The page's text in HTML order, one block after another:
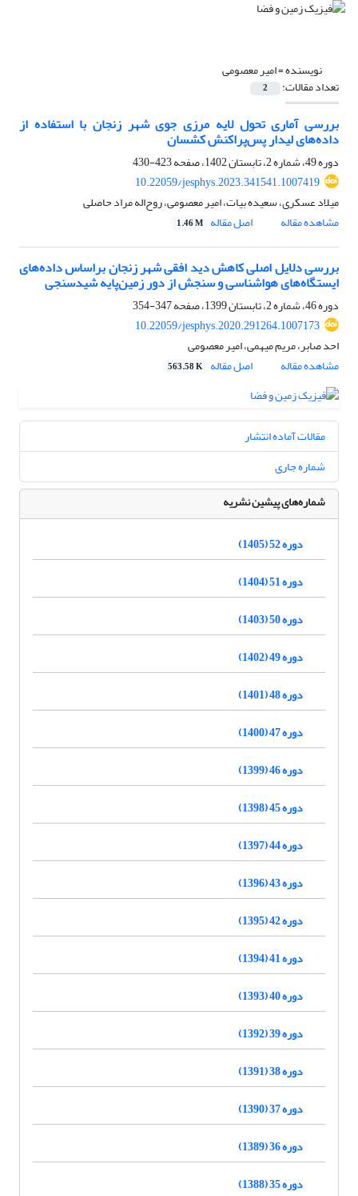
نویسنده =امیر معصومی
تعداد مقالات: 2
بررسی آماری تحول لایه مرزی جوی شهر زنجان با استفاده از
داده‌های لیدار پس‌پراکنش کشسان
دوره 49، شماره 2، تابستان 1402، صفحه
423-430
10.22059/jesphys.2023.341541.1007419
میلاد عسکری، سعیده بیات، امیر معصومی، روح‌اله مراد حاصلی
مشاهده مقاله
اصل مقاله 1.46 M
بررسی دلایل اصلی کاهش دید افقی شهر زنجان براساس داده‌های
ایستگاه‌های هواشناسی و سنجش از دور زمین‌پایه شیدسنجی
دوره 46، شماره 2، تابستان 1399، صفحه
347-354
10.22059/jesphys.2020.291264.1007173
احد صابر، مریم میهمی، امیر معصومی
مشاهده مقاله
اصل مقاله 563.58 K
مقالات آماده انتشار
شماره جاری
شماره‌های پیشین نشریه
دوره 52 (1405)
دوره 51 (1404)
دوره 50 (1403)
دوره 49 (1402)
دوره 48 (1401)
دوره 47 (1400)
دوره 46 (1399)
دوره 45 (1398)
دوره 44 (1397)
دوره 43 (1396)
دوره 42 (1395)
دوره 41 (1394)
دوره 40 (1393)
دوره 39 (1392)
دوره 38 (1391)
دوره 37 (1390)
دوره 36 (1389)
دوره 35 (1388)